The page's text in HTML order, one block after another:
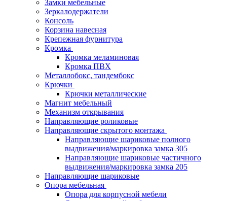
Замки мебельные
Зеркалодержатели
Консоль
Корзина навесная
Крепежная фурнитура
Кромка
Кромка меламиновая
Кромка ПВХ
Металлобокс, тандембокс
Крючки
Крючки металлические
Магнит мебельный
Механизм открывания
Направляющие роликовые
Направляющие скрытого монтажа
Направляющие шариковые полного
выдвижения/маркировка замка 305
Направляющие шариковые частичного
выдвижения/маркировка замка 205
Направляющие шариковые
Опора мебельная
Опора для корпусной мебели